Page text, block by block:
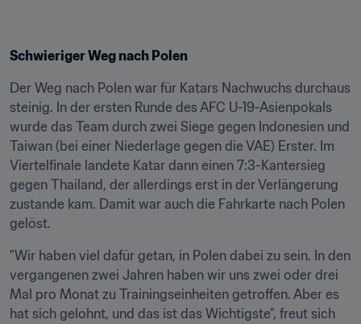
Schwieriger Weg nach Polen
Der Weg nach Polen war für Katars Nachwuchs durchaus
steinig. In der ersten Runde des AFC U-19-Asienpokals
wurde das Team durch zwei Siege gegen Indonesien und
Taiwan (bei einer Niederlage gegen die VAE) Erster. Im
Viertelfinale landete Katar dann einen 7:3-Kantersieg
gegen Thailand, der allerdings erst in der Verlängerung
zustande kam. Damit war auch die Fahrkarte nach Polen
gelöst.
"Wir haben viel dafür getan, in Polen dabei zu sein. In den
vergangenen zwei Jahren haben wir uns zwei oder drei
Mal pro Monat zu Trainingseinheiten getroffen. Aber es
hat sich gelohnt, und das ist das Wichtigste", freut sich